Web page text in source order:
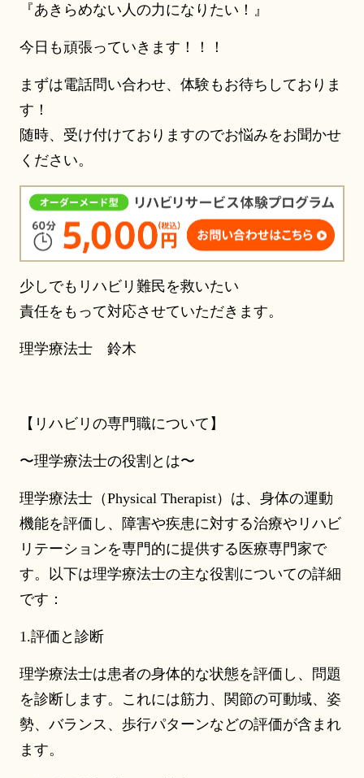
『あきらめない人の力になりたい！』
今日も頑張っていきます！！！
まずは電話問い合わせ、体験もお待ちしておりま
す！
随時、受け付けておりますのでお悩みをお聞かせ
ください。
少しでもリハビリ難民を救いたい
責任をもって対応させていただきます。
理学療法士 鈴木
【リハビリの専門職について】
〜理学療法士の役割とは〜
理学療法士（Physical Therapist）は、身体の運動
機能を評価し、障害や疾患に対する治療やリハビ
リテーションを専門的に提供する医療専門家で
す。以下は理学療法士の主な役割についての詳細
です：
1.評価と診断
理学療法士は患者の身体的な状態を評価し、問題
を診断します。これには筋力、関節の可動域、姿
勢、バランス、歩行パターンなどの評価が含まれ
ます。